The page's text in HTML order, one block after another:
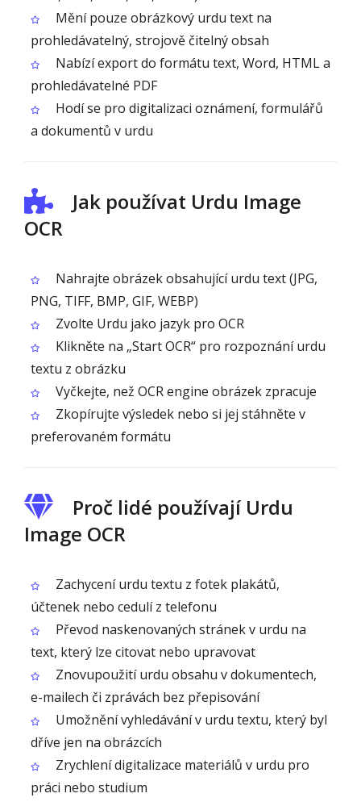
Mění pouze obrázkový urdu text na
prohledávatelný, strojově čitelný obsah
Nabízí export do formátu text, Word, HTML a
prohledávatelné PDF
Hodí se pro digitalizaci oznámení, formulářů
a dokumentů v urdu
Jak používat Urdu Image
OCR
Nahrajte obrázek obsahující urdu text (JPG,
PNG, TIFF, BMP, GIF, WEBP)
Zvolte Urdu jako jazyk pro OCR
Klikněte na „Start OCR“ pro rozpoznání urdu
textu z obrázku
Vyčkejte, než OCR engine obrázek zpracuje
Zkopírujte výsledek nebo si jej stáhněte v
preferovaném formátu
Proč lidé používají Urdu
Image OCR
Zachycení urdu textu z fotek plakátů,
účtenek nebo cedulí z telefonu
Převod naskenovaných stránek v urdu na
text, který lze citovat nebo upravovat
Znovupoužití urdu obsahu v dokumentech,
e-mailech či zprávách bez přepisování
Umožnění vyhledávání v urdu textu, který byl
dříve jen na obrázcích
Zrychlení digitalizace materiálů v urdu pro
práci nebo studium